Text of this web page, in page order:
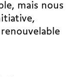
mais nous